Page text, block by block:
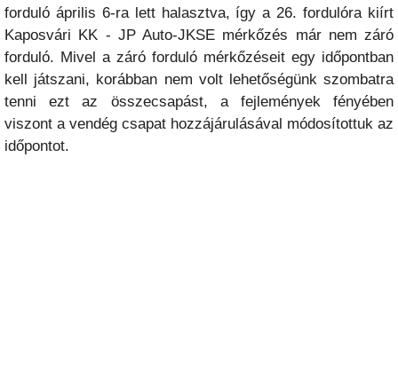
forduló április 6-ra lett halasztva, így a 26. fordulóra kiírt
Kaposvári KK - JP Auto-JKSE mérkőzés már nem záró
forduló. Mivel a záró forduló mérkőzéseit egy időpontban
kell játszani, korábban nem volt lehetőségünk szombatra
tenni ezt az összecsapást, a fejlemények fényében
viszont a vendég csapat hozzájárulásával módosítottuk az
időpontot.